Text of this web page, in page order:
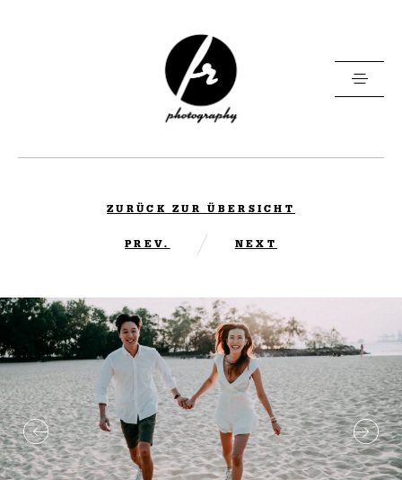
Let’s Shoot
Kontakt
ZURÜCK ZUR ÜBERSICHT
PREV. NEXT